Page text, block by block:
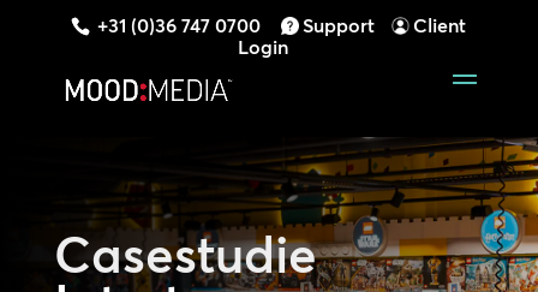
+31 (0)36 747 0700 Support
Client
Login
Casestudie